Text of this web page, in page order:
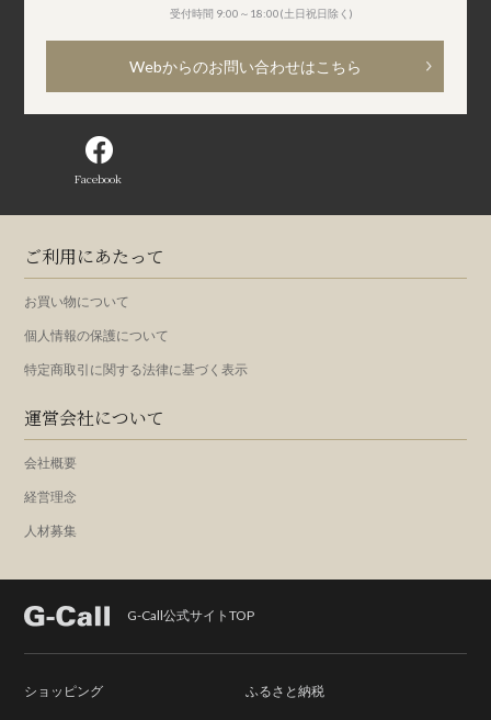
受付時間 9:00～18:00(土日祝日除く)
Webからのお問い合わせはこちら
Facebook
ご利用にあたって
お買い物について
個人情報の保護について
特定商取引に関する法律に基づく表示
運営会社について
会社概要
経営理念
人材募集
G-Call公式サイトTOP
ショッピング ふるさと納税